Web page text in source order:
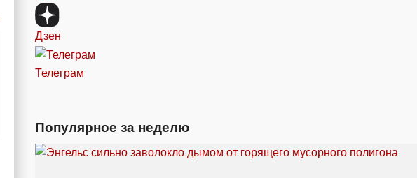
Дзен
Телеграм
Популярное за неделю